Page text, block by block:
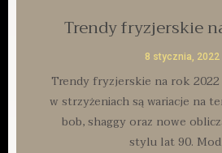
Trendy fryzjerskie
8 stycznia, 2022
Trendy fryzjerskie na rok
w strzyżeniach są wariacje na
bob, shaggy oraz nowe
stylu lat 90.